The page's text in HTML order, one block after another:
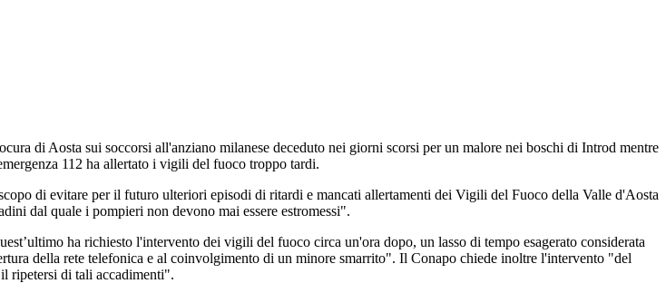
di Aosta sui soccorsi all'anziano milanese deceduto nei giorni scorsi per un malore nei boschi di Introd mentre
112 ha allertato i vigili del fuoco troppo tardi.
di evitare per il futuro ulteriori episodi di ritardi e mancati allertamenti dei Vigili del Fuoco della Valle d'Aosta
dal quale i pompieri non devono mai essere estromessi".
ha richiesto l'intervento dei vigili del fuoco circa un'ora dopo, un lasso di tempo esagerato considerata
della rete telefonica e al coinvolgimento di un minore smarrito". Il Conapo chiede inoltre l'intervento "del
ripetersi di tali accadimenti".